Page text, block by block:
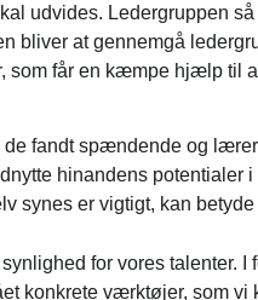
udvides. Ledergruppen
bliver at gennemgå
som får en kæmpe hjælp til
fandt spændende og
hinandens potentialer
synes er vigtigt, kan
for vores talenter.
konkrete værktøjer, som vi